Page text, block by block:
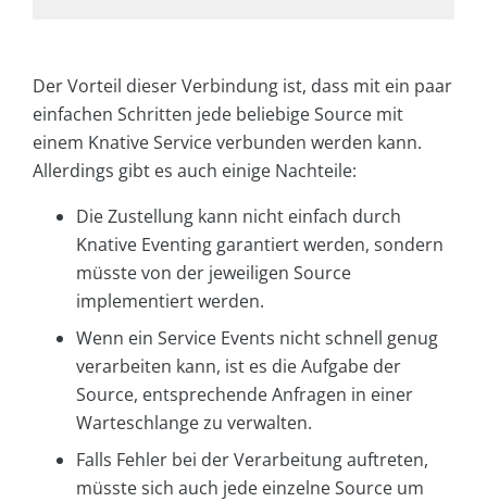
Der Vorteil dieser Verbindung ist, dass mit ein paar
einfachen Schritten jede beliebige Source mit
einem Knative Service verbunden werden kann.
Allerdings gibt es auch einige Nachteile:
Die Zustellung kann nicht einfach durch
Knative Eventing garantiert werden, sondern
müsste von der jeweiligen Source
implementiert werden.
Wenn ein Service Events nicht schnell genug
verarbeiten kann, ist es die Aufgabe der
Source, entsprechende Anfragen in einer
Warteschlange zu verwalten.
Falls Fehler bei der Verarbeitung auftreten,
müsste sich auch jede einzelne Source um